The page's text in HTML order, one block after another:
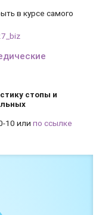
в курсе самого
стопы и
10 или по ссылке